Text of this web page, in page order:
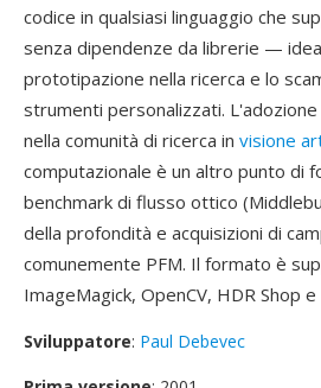
codice in qualsiasi linguaggio che
senza dipendenze da librerie —
prototipazione nella ricerca e lo
strumenti personalizzati.
nella comunità di ricerca in visione
computazionale è un altro punto di
benchmark di flusso ottico
della profondità e acquisizioni di
comunemente PFM. Il formato è
ImageMagick, OpenCV, HDR Shop
Sviluppatore: Paul Debevec